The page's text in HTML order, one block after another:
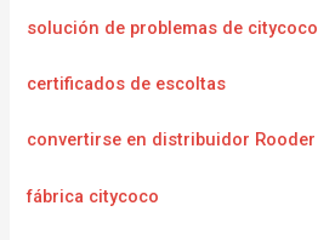
solución de problemas de citycoco
certificados de escoltas
convertirse en distribuidor Rooder
fábrica citycoco